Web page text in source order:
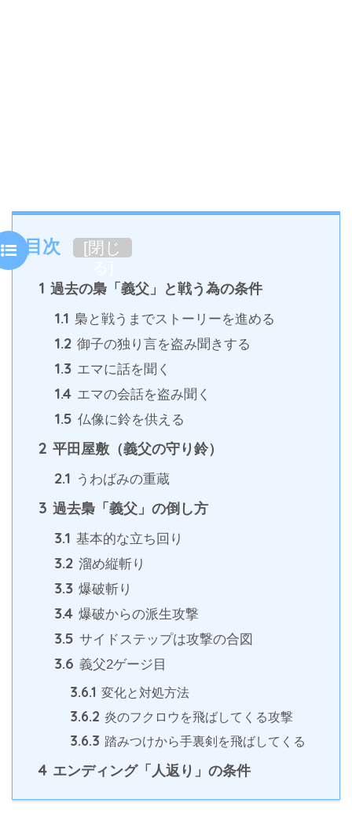
目次 [閉じ
1 過去の梟「義父」と戦う為の条件
1.1 梟と戦うまでストーリーを進める
1.2 御子の独り言を盗み聞きする
1.3 エマに話を聞く
1.4 エマの会話を盗み聞く
1.5 仏像に鈴を供える
2 平田屋敷（義父の守り鈴）
2.1 うわばみの重蔵
3 過去梟「義父」の倒し方
3.1 基本的な立ち回り
3.2 溜め縦斬り
3.3 爆破斬り
3.4 爆破からの派生攻撃
3.5 サイドステップは攻撃の合図
3.6 義父2ゲージ目
3.6.1 変化と対処方法
3.6.2 炎のフクロウを飛ばしてくる攻撃
3.6.3 踏みつけから手裏剣を飛ばしてくる
4 エンディング「人返り」の条件